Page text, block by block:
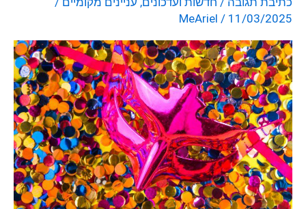
MeAriel / 11/03/2025
שצריך
על
"פורים
משולש"
וחופשת
בתי
הספר